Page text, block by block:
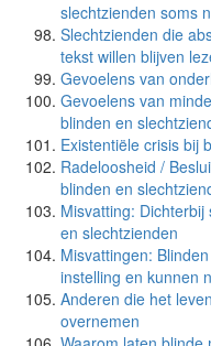
slechtzienden soms
Slechtzienden die
tekst willen blijven
Gevoelens van
Gevoelens van
blinden en
Existentiële crisis bij
Radeloosheid /
blinden en
Misvatting:
en slechtzienden
Misvattingen:
instelling en kunnen
Anderen die het
overnemen